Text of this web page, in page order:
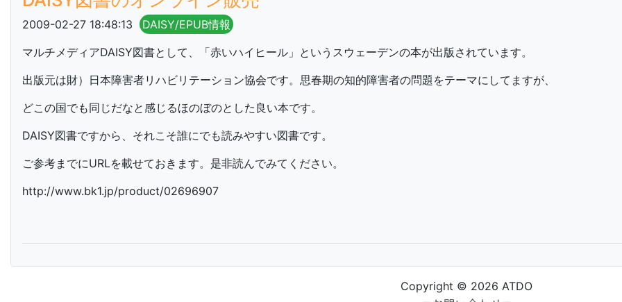
2009-02-27 18:48:13
DAISY/EPUB情報
マルチメディアDAISY図書として、「赤いハイヒール」というスウェーデンの本が出版されています。
出版元は財）日本障害者リハビリテーション協会です。思春期の知的障害者の問題をテーマにしてますが、
どこの国でも同じだなと感じるほのぼのとした良い本です。
DAISY図書ですから、それこそ誰にでも読みやすい図書です。
ご参考までにURLを載せておきます。是非読んでみてください。
http://www.bk1.jp/product/02696907
Copyright © 2026 ATDO